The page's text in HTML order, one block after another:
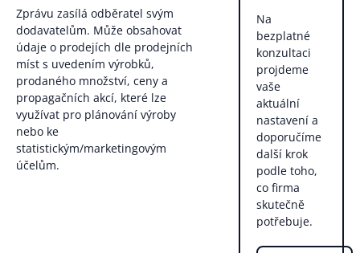
Zprávu zasílá odběratel svým
dodavatelům. Může obsahovat
údaje o prodejích dle prodejních
míst s uvedením výrobků,
prodaného množství, ceny a
propagačních akcí, které lze
využívat pro plánování výroby
nebo ke
statistickým/marketingovým
účelům.
Na
bezplatné
konzultaci
projdeme
vaše
aktuální
nastavení a
doporučíme
další krok
podle toho,
co firma
skutečně
potřebuje.